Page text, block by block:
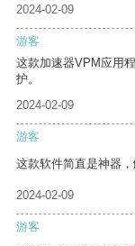
2024-02-09
游客
这款加速器VPM应用
护。
2024-02-09
游客
这款软件简直是神器，
2024-02-09
游客